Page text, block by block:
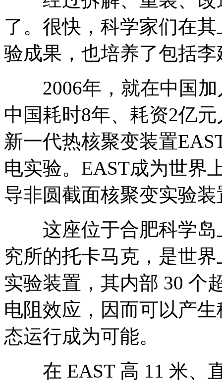
了。很快，科学家们在
验成果，也培养了包括
2006年，就在中国加
中国耗时8年、耗资2亿
新一代热核聚变装置
电实验。EAST成为世界
导非圆截面核聚变实验装
这座位于合肥科学岛
究所的托卡马克，是世
实验装置，其内部 30 个
电阻效应，因而可以产
态运行成为可能。
在 EAST 高 11 米、